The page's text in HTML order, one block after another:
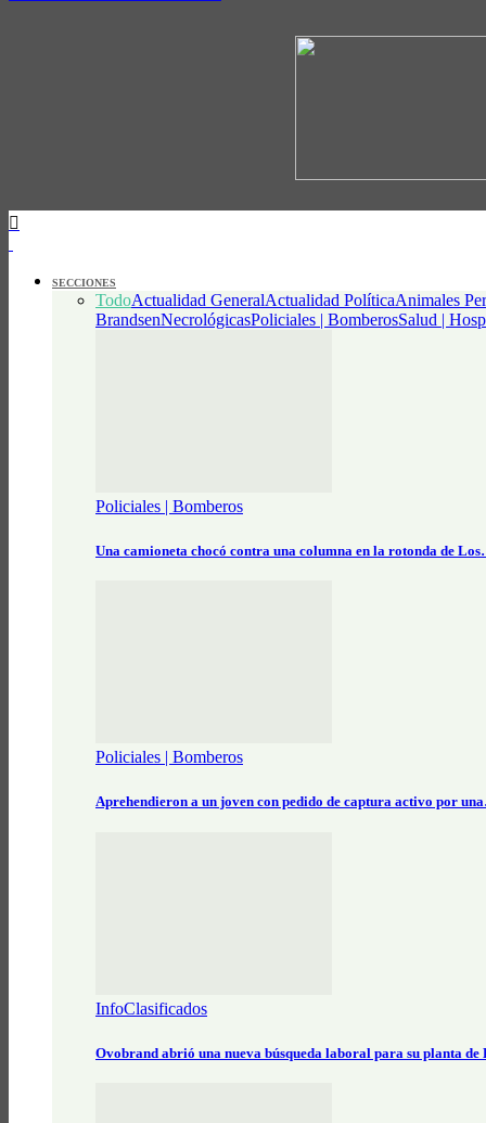
SECCIONES
TodoActualidad GeneralActualidad PolíticaAnimales
BrandsenNecrológicasPoliciales | BomberosSalud |
Policiales | Bomberos
Una camioneta chocó contra una columna en la rotonda de
Policiales | Bomberos
Aprehendieron a un joven con pedido de captura activo por
InfoClasificados
Ovobrand abrió una nueva búsqueda laboral para su planta de